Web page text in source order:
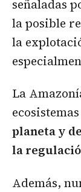
señaladas
la posible
la
La
planeta y
la
Además,